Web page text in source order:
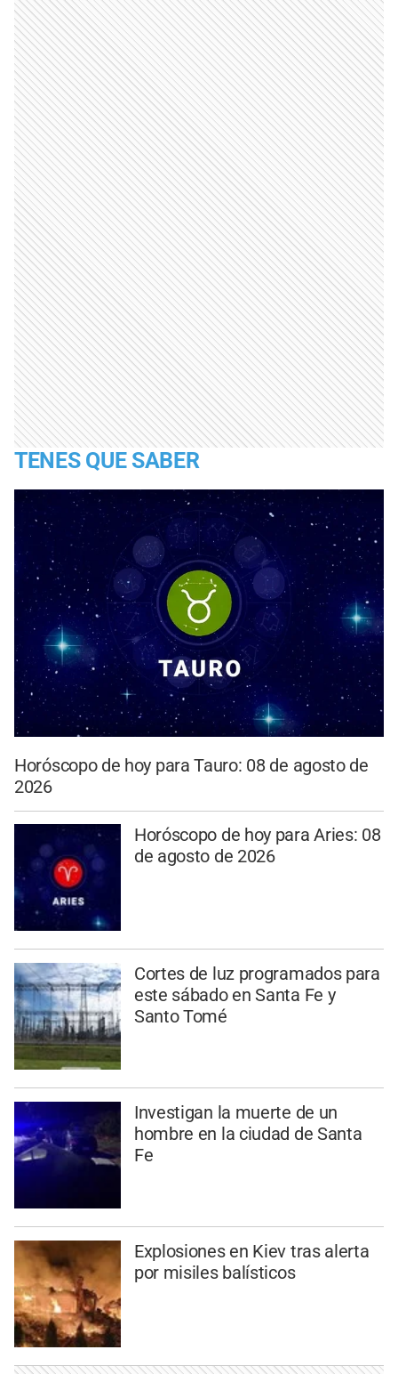
TENES QUE SABER
Horóscopo de hoy para Tauro: 08 de agosto de
2026
Horóscopo de hoy para Aries: 08
de agosto de 2026
Cortes de luz programados para
este sábado en Santa Fe y
Santo Tomé
Investigan la muerte de un
hombre en la ciudad de Santa
Fe
Explosiones en Kiev tras alerta
por misiles balísticos